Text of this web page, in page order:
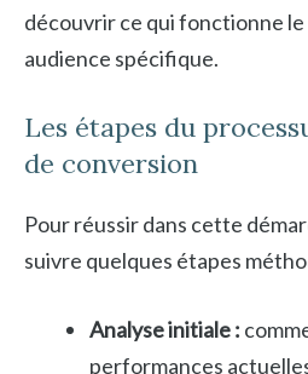
découvrir ce qui fonctionne
audience spécifique.
Les étapes du
de conversion
Pour réussir dans cette
suivre quelques étapes
Analyse initiale :
performances